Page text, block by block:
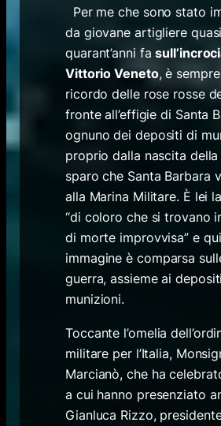
Per me che sono stato
da giovane artigliere quasi
quarant’anni fa
Vittorio Veneto, è
ricordo delle rose rosse
fronte all’effigie di Santa
ognuno dei depositi di
proprio dalla nascita
sparo che Santa Barbara
alla Marina Militare. È lei
“di coloro che si trovano
di morte improvvisa” e
immagine è comparsa
guerra, assieme ai
munizioni.
Toccante l’omelia
militare per l’Italia,
Marcianò, che ha
a cui hanno presenziato
Gianluca Rizzo,